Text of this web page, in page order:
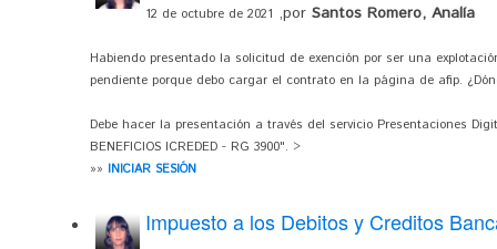
12 de octubre de 2021 ,por Santos Romero, Analía
Habiendo presentado la solicitud de exención por ser una
pendiente porque debo cargar el contrato en la página de afip.
Debe hacer la presentación a través del servicio Presentaciones
BENEFICIOS ICREDED - RG 3900". >
»» INICIAR SESIÓN
Impuesto a los Debitos y Creditos